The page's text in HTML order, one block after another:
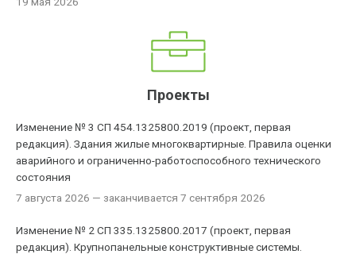
Проекты
Изменение № 3 СП 454.1325800.2019 (проект, первая
редакция). Здания жилые многоквартирные. Правила оценки
аварийного и ограниченно-работоспособного технического
состояния
7 августа 2026 — заканчивается 7 сентября 2026
Изменение № 2 СП 335.1325800.2017 (проект, первая
редакция). Крупнопанельные конструктивные системы.